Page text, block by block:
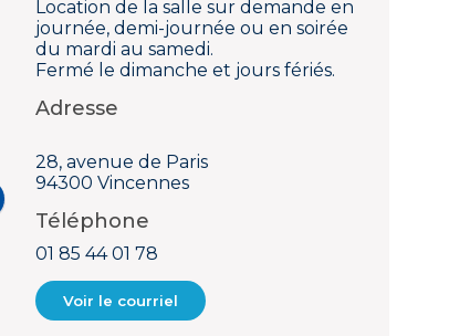
Location de la salle sur demande en
journée, demi-journée ou en soirée
du mardi au samedi.
Fermé le dimanche et jours fériés.
Adresse
28, avenue de Paris
94300 Vincennes
Téléphone
01 85 44 01 78
Voir le courriel